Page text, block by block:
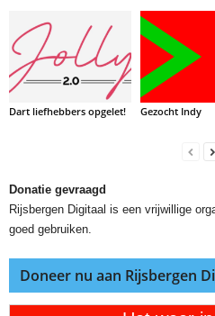
Dart liefhebbers opgelet! Gezocht Indy
Donatie gevraagd
Rijsbergen Digitaal is een vrijwillige
goed gebruiken.
Doneer nu aan Rijsbergen